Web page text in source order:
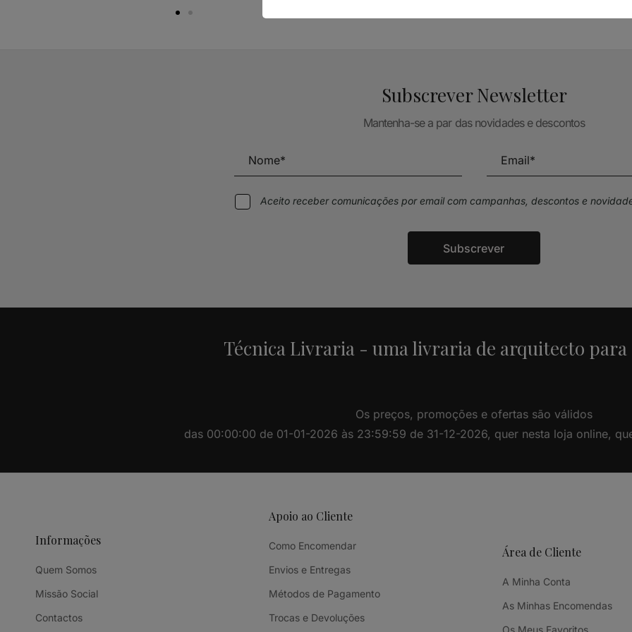
Subscrever Newsletter
Mantenha-se a par das novidades e descontos
Aceito receber comunicações por email com campanhas, descontos e
Subscrever
Técnica Livraria - uma livraria de arquitecto
Os preços, promoções e ofertas são válidos
das 00:00:00 de 01-01-2026 às 23:59:59 de 31-12-2026, quer nesta loja online,
Informações
Quem Somos
Missão Social
Contactos
Apoio ao Cliente
Como Encomendar
Envios e Entregas
Métodos de Pagamento
Trocas e Devoluções
Área de Cliente
A Minha Conta
As Minhas Encomendas